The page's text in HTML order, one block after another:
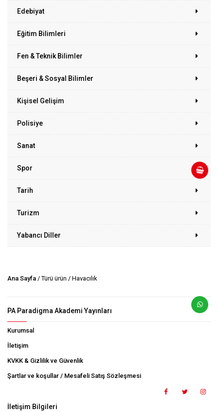
Edebiyat
Eğitim Bilimleri
Fen & Teknik Bilimler
Beşeri & Sosyal Bilimler
Kişisel Gelişim
Polisiye
Sanat
Spor
Tarih
Turizm
Yabancı Diller
Ana Sayfa / Türü ürün / Havacılık
PA Paradigma Akademi Yayınları
Kurumsal
İletişim
KVKK & Gizlilik ve Güvenlik
Şartlar ve koşullar / Mesafeli Satış Sözleşmesi
İletişim Bilgileri